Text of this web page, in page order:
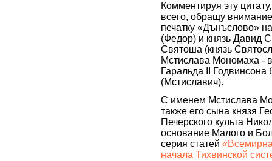
Комментируя эту
всего, обращу
печатку «Дънъслово»
(Федор) и князь Давид
Святоша (князь
Мстислава Мономаха -
Гаральда II
(Мстиславич).
С именем Мстислава
также его сына князя
Печерского культа
основание Малого и
серия статей
начала Тихвинской